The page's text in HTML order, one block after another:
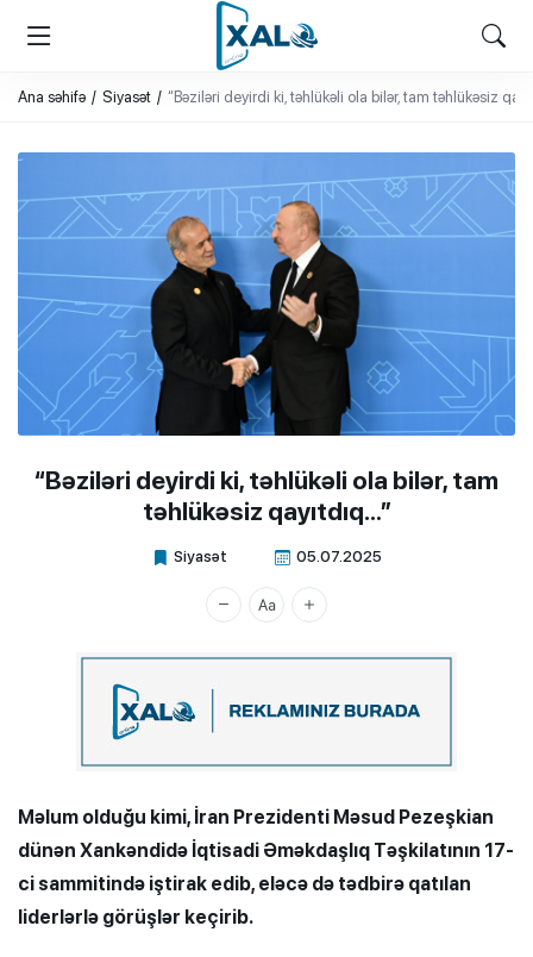
XALQ.ONLINE
ONLAYN PLATFORMA
Ana səhifə Siyasət “Bəziləri deyirdi ki, təhlükəli ola bilər, tam təhlükəsiz
“Bəziləri deyirdi ki, təhlükəli ola bilər, tam
təhlükəsiz qayıtdıq…”
Siyasət 05.07.2025
Xalq.Online
Məlum olduğu kimi, İran Prezidenti Məsud Pezeşkian
dünən Xankəndidə İqtisadi Əməkdaşlıq Təşkilatının 17-
ci sammitində iştirak edib, eləcə də tədbirə qatılan
liderlərlə görüşlər keçirib.